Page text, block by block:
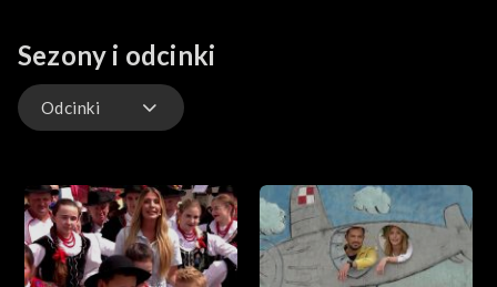
Sezony i odcinki
Odcinki